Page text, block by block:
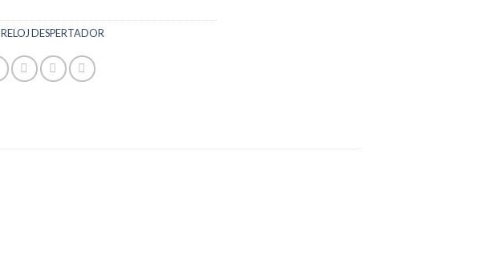
RELOJ DESPERTADOR